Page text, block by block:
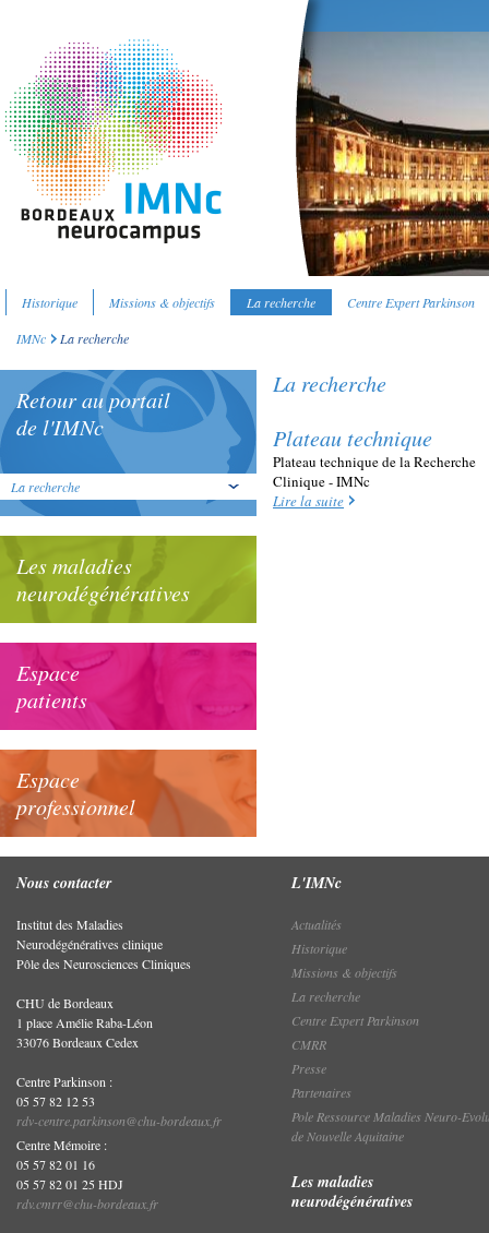
Historique Missions & objectifs La recherche Centre Expert Parkinson
IMNc La recherche
Retour au portail
de l'IMNc
La recherche
Les maladies
neurodégénératives
Espace
patients
Espace
professionnel
La recherche
Plateau technique
Plateau technique de la Recherche
Clinique - IMNc
Lire la suite
Nous contacter
Institut des Maladies
Neurodégénératives clinique
Pôle des Neurosciences Cliniques
CHU de Bordeaux
1 place Amélie Raba-Léon
33076 Bordeaux Cedex
Centre Parkinson :
05 57 82 12 53
rdv-centre.parkinson@chu-bordeaux.fr
Centre Mémoire :
05 57 82 01 16
05 57 82 01 25 HDJ
rdv.cmrr@chu-bordeaux.fr
L'IMNc
Actualités
Historique
Missions & objectifs
La recherche
Centre Expert Parkinson
CMRR
Presse
Partenaires
Pole Ressource Maladies Neuro-
de Nouvelle Aquitaine
Les maladies
neurodégénératives